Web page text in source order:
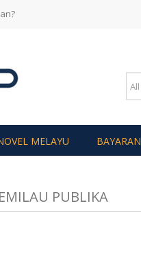
MELAYU BAYARAN
PUBLIKA